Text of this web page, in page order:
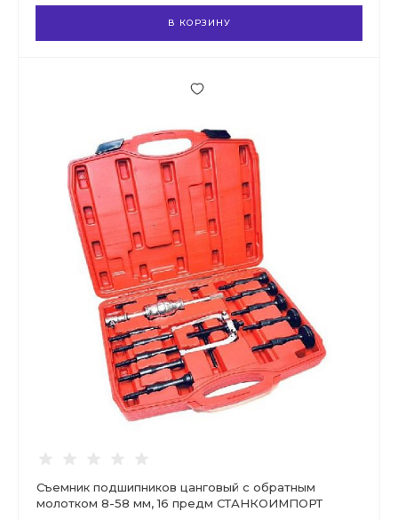
В КОРЗИНУ
Съемник подшипников цанговый с обратным
молотком 8-58 мм, 16 предм СТАНКОИМПОРТ